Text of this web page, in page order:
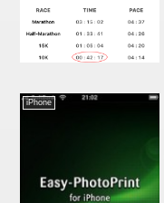
iPhone